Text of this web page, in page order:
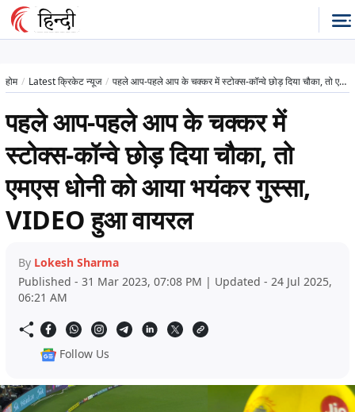
होम Latest क्रिकेट न्यूज पहले आप-पहले आप के चक्कर में स्टोक्स-कॉन्वे छोड़ दिया चौका, तो एमएस धोनी को आया भयंकर गुस्सा, VIDEO हुआ वायरल
पहले आप-पहले आप के चक्कर में
स्टोक्स-कॉन्वे छोड़ दिया चौका, तो
एमएस धोनी को आया भयंकर गुस्सा,
VIDEO हुआ वायरल
By Lokesh Sharma
Published - 31 Mar 2023, 07:08 PM | Updated - 24 Jul 2025,
06:21 AM
Follow Us